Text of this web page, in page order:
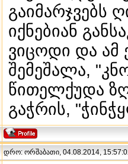
გაიმარჯვებს
იქნებიან
ვიცოდი და ამ
შემეშალა,
წითელქუდა
გაჭრის,
დრო: ორშაბათი, 04.08.2014,